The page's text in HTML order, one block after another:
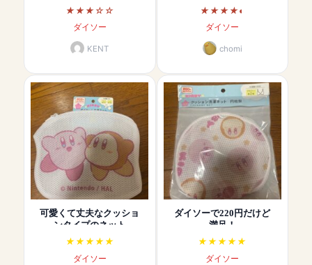
ダイソー
KENT
ダイソー
chomi
可愛くて丈夫なクッショ
ンタイプのネット
ダイソー
ダイソーで220円だけど
満足！
ダイソー